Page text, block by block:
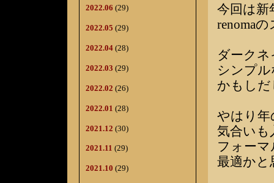
2022.06 (29)
2022.05 (29)
2022.04 (28)
2022.03 (29)
2022.02 (26)
2022.01 (28)
2021.12 (30)
2021.11 (29)
2021.10 (29)
今回は新
renoma
ダーク
シンプ
かもし
やはり年
気合いも
フォー
最適かと